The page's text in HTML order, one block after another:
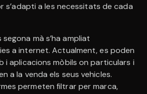
s’adapti a les necessitats de cada
mà s’ha ampliat
a internet. Actualment, es poden
i aplicacions mòbils on particulars i
a la venda els seus vehicles.
permeten filtrar per marca,